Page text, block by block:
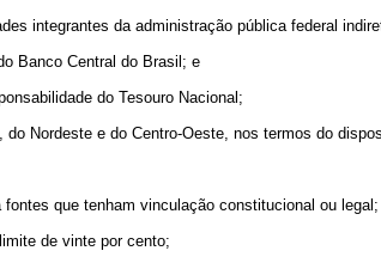
integrantes da administração pública federal
Banco Central do Brasil; e
do Tesouro Nacional;
Nordeste e do Centro-Oeste, nos termos do
que tenham vinculação constitucional ou
de vinte por cento;